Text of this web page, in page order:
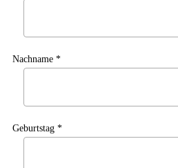
Nachname *
Geburtstag *